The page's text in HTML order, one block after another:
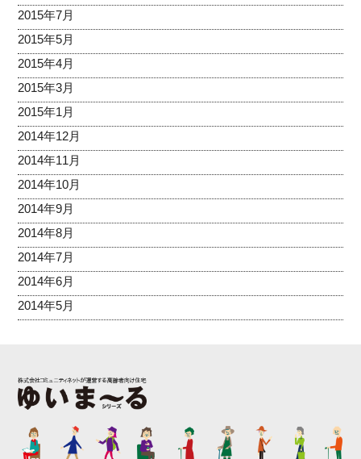
2015年7月
2015年5月
2015年4月
2015年3月
2015年1月
2014年12月
2014年11月
2014年10月
2014年9月
2014年8月
2014年7月
2014年6月
2014年5月